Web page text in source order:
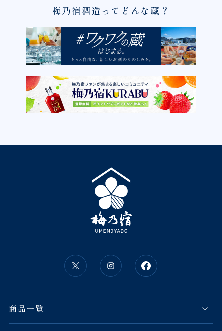
梅乃宿酒造ってどんな蔵？
商品一覧